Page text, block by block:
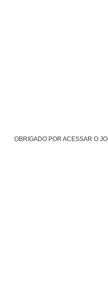
OBRIGADO POR ACESSAR O